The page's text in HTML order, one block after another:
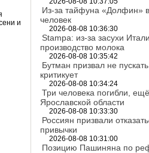
и
Из-за тайфуна «Долфин»
человек
2026-08-08 10:36:30
Stampa: из-за засухи
производство молока
2026-08-08 10:35:42
Бутман призвал не
критикует
2026-08-08 10:34:24
Три человека погибли,
Ярославской области
2026-08-08 10:33:30
Россиян призвали
привычки
2026-08-08 10:31:00
Позицию Пашиняна по